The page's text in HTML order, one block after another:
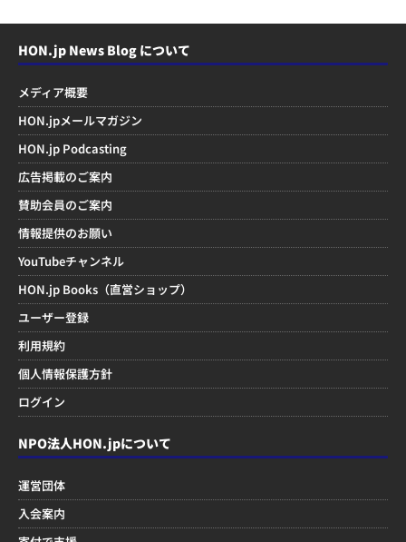
HON.jp News Blog について
メディア概要
HON.jpメールマガジン
HON.jp Podcasting
広告掲載のご案内
賛助会員のご案内
情報提供のお願い
YouTubeチャンネル
HON.jp Books（直営ショップ）
ユーザー登録
利用規約
個人情報保護方針
ログイン
NPO法人HON.jpについて
運営団体
入会案内